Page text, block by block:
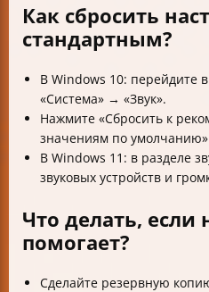
Как сбросить
стандартным?
В Windows 10: перейдите
«Система» → «Звук».
Нажмите «Сбросить к
значениям по
В Windows 11: в разделе
звуковых устройств и
Что делать, если
помогает?
Сделайте резервную